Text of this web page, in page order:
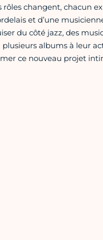
rôles changent, chacun
et d’une
du côté jazz, des
albums à leur
ce nouveau projet